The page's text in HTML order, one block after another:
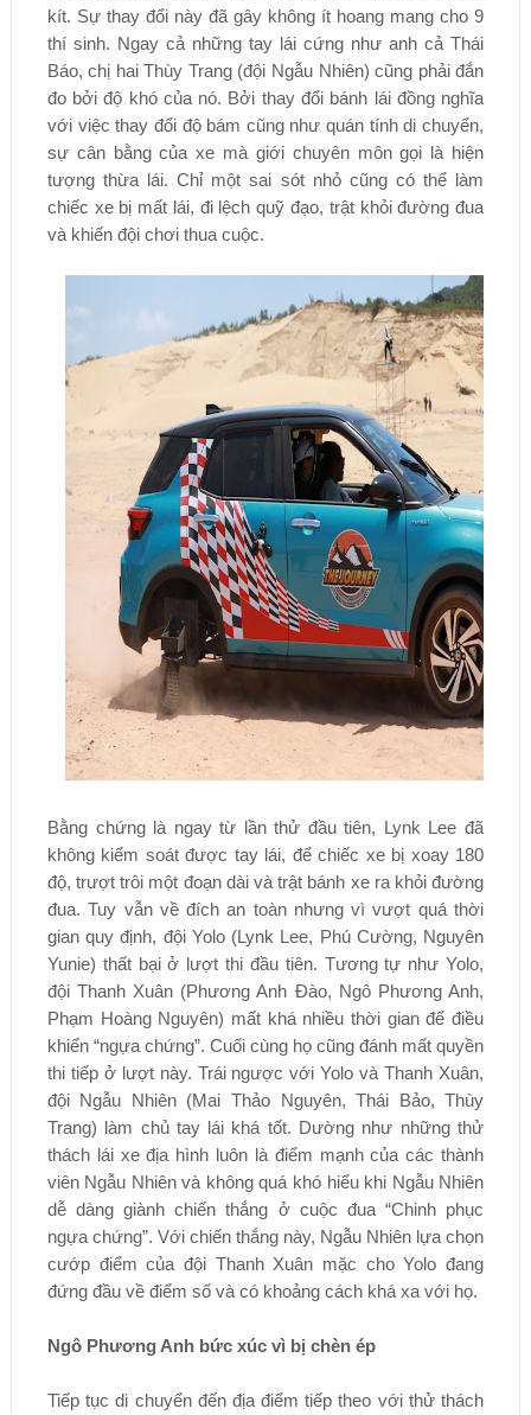
kít. Sự thay đổi này đã gây không ít hoang mang cho 9
thí sinh. Ngay cả những tay lái cứng như anh cả Thái
Báo, chị hai Thùy Trang (đội Ngẫu Nhiên) cũng phải đắn
đo bởi độ khó của nó. Bởi thay đổi bánh lái đồng nghĩa
với việc thay đổi độ bám cũng như quán tính di chuyển,
sự cân bằng của xe mà giới chuyên môn gọi là hiện
tượng thừa lái. Chỉ một sai sót nhỏ cũng có thể làm
chiếc xe bị mất lái, đi lệch quỹ đạo, trật khỏi đường đua
và khiến đội chơi thua cuộc.
Bằng chứng là ngay từ lần thử đầu tiên, Lynk Lee đã
không kiểm soát được tay lái, để chiếc xe bị xoay 180
độ, trượt trôi một đoạn dài và trật bánh xe ra khỏi đường
đua. Tuy vẫn về đích an toàn nhưng vì vượt quá thời
gian quy định, đội Yolo (Lynk Lee, Phú Cường, Nguyên
Yunie) thất bại ở lượt thi đầu tiên. Tương tự như Yolo,
đội Thanh Xuân (Phương Anh Đào, Ngô Phương Anh,
Phạm Hoàng Nguyên) mất khá nhiều thời gian để điều
khiển “ngựa chứng”. Cuối cùng họ cũng đánh mất quyền
thi tiếp ở lượt này. Trái ngược với Yolo và Thanh Xuân,
đội Ngẫu Nhiên (Mai Thảo Nguyên, Thái Bảo, Thùy
Trang) làm chủ tay lái khá tốt. Dường như những thử
thách lái xe địa hình luôn là điểm mạnh của các thành
viên Ngẫu Nhiên và không quá khó hiểu khi Ngẫu Nhiên
dễ dàng giành chiến thắng ở cuộc đua “Chinh phục
ngựa chứng”. Với chiến thắng này, Ngẫu Nhiên lựa chọn
cướp điểm của đội Thanh Xuân mặc cho Yolo đang
đứng đầu về điểm số và có khoảng cách khá xa với họ.
Ngô Phương Anh bức xúc vì bị chèn ép
Tiếp tục di chuyển đến địa điểm tiếp theo với thử thách